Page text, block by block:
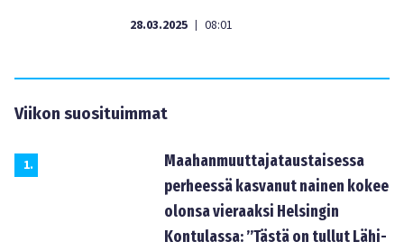
28.03.2025 | 08:01
Viikon suosituimmat
1.
Maahanmuuttajataustaisessa
perheessä kasvanut nainen kokee
olonsa vieraaksi Helsingin
Kontulassa: ”Tästä on tullut Lähi-